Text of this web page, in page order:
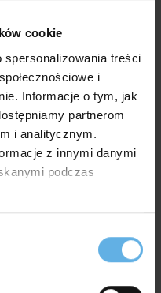
cookie
treści
i
Informacje o tym, jak
partnerom
i analitycznym.
z innymi danymi
podczas
tej kategorii